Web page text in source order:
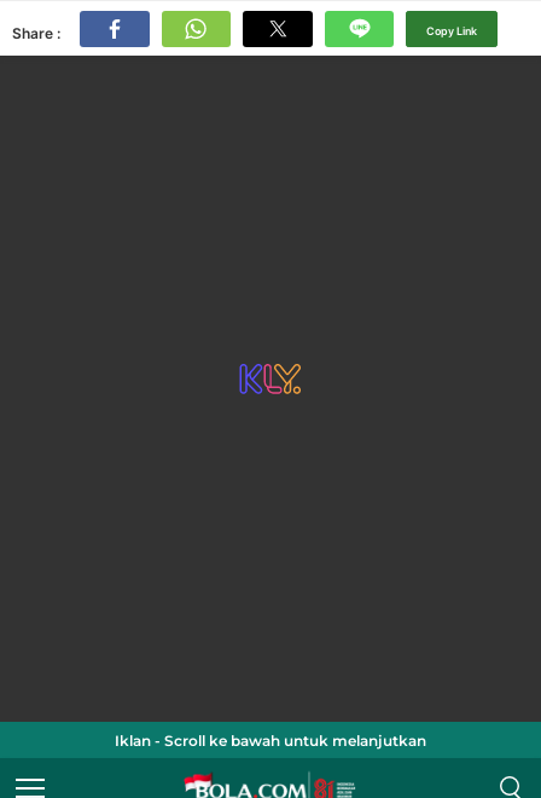
Share : Copy Link
Iklan - Scroll ke bawah untuk melanjutkan